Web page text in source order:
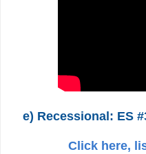
e) Recessional: ES
Click here,